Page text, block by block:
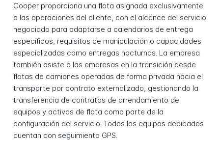
Cooper proporciona una flota asignada exclusivamente
a las operaciones del cliente, con el alcance del servicio
negociado para adaptarse a calendarios de entrega
específicos, requisitos de manipulación o capacidades
especializadas como entregas nocturnas. La empresa
también asiste a las empresas en la transición desde
flotas de camiones operadas de forma privada hacia el
transporte por contrato externalizado, gestionando la
transferencia de contratos de arrendamiento de
equipos y activos de flota como parte de la
configuración del servicio. Todos los equipos dedicados
cuentan con seguimiento GPS.